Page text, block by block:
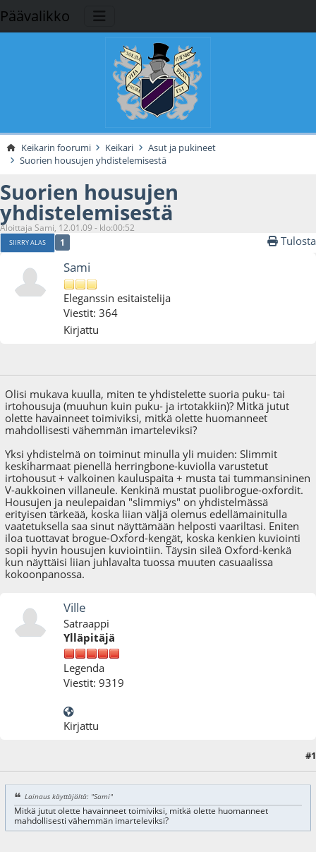
Päävalikko
Keikarin foorumi Keikari
Asut ja pukineet
Suorien housujen yhdistelemisestä
Suorien housujen
yhdistelemisestä
Aloittaja Sami, 12.01.09 - klo:00:52
SIIRRY ALAS 1 Tulosta
Sami
Eleganssin esitaistelija
Viestit: 364
Kirjattu
Olisi mukava kuulla, miten te yhdistelette suoria puku- tai
irtohousuja (muuhun kuin puku- ja irtotakkiin)? Mitkä jutut
olette havainneet toimiviksi, mitkä olette huomanneet
mahdollisesti vähemmän imarteleviksi?
Yksi yhdistelmä on toiminut minulla yli muiden: Slimmit
keskiharmaat pienellä herringbone-kuviolla varustetut
irtohousut + valkoinen kauluspaita + musta tai tummansininen
V-aukkoinen villaneule. Kenkinä mustat puolibrogue-oxfordit.
Housujen ja neulepaidan "slimmiys" on yhdistelmässä
erityisen tärkeää, koska liian väljä olemus edellämainitulla
vaatetuksella saa sinut näyttämään helposti vaariltasi. Eniten
iloa tuottavat brogue-Oxford-kengät, koska kenkien kuviointi
sopii hyvin housujen kuviointiin. Täysin sileä Oxford-kenkä
kun näyttäisi liian juhlavalta tuossa muuten casuaalissa
kokoonpanossa.
Ville
Satraappi
Ylläpitäjä
Legenda
Viestit: 9319
Kirjattu
#1
Lainaus käyttäjältä: "Sami"
Mitkä jutut olette havainneet toimiviksi, mitkä olette huomanneet
mahdollisesti vähemmän imarteleviksi?